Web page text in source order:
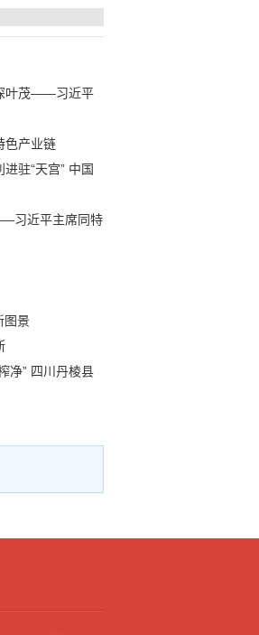
叶茂——习近平
色产业链
驻“天宫” 中国
习近平主席同特
图景
净” 四川丹棱县